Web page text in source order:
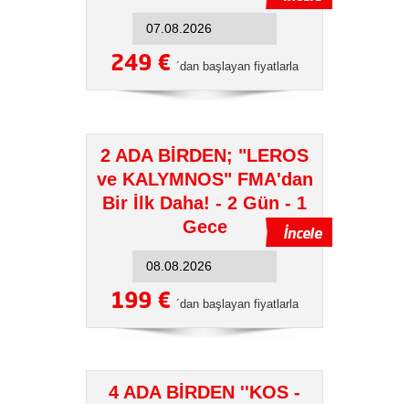
249 € ´dan başlayan fiyatlarla
2 ADA BİRDEN; "LEROS
ve KALYMNOS" FMA'dan
Bir İlk Daha! - 2 Gün - 1
Gece
199 € ´dan başlayan fiyatlarla
4 ADA BİRDEN ''KOS -